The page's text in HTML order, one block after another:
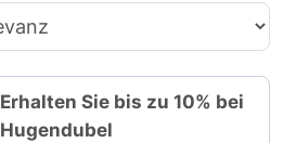
Erhalten Sie bis zu 10% bei
Hugendubel